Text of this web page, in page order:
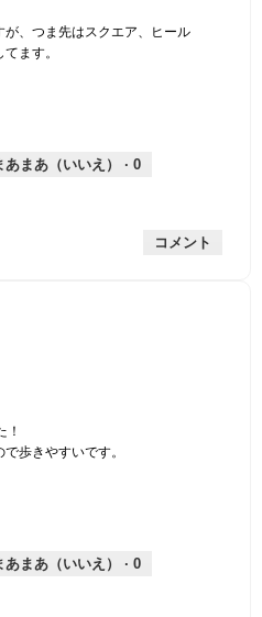
、つま先はスクエア、ヒール
ます。
あまあ（いいえ） · 0
コメント
！
歩きやすいです。
あまあ（いいえ） · 0